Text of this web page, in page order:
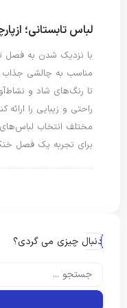
لباس تابستانی؛
با نزدیک شدن به فصل
مناسب به چالشی
تا رنگ‌های شاد و
راحتی و زیبایی را
مختلف انتخاب لباس‌های
برای تجربه یک فصل
دنبال چیزی می گردی؟